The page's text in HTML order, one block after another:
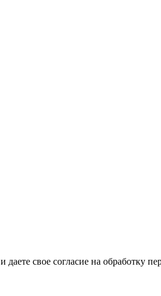
и даете свое согласие на обработку